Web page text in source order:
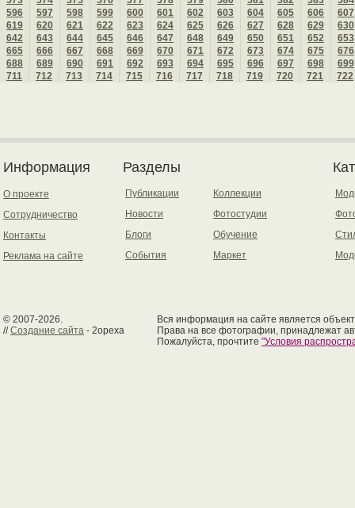
596
597 598 599 600 601 602 603 604 605 606
607
619
620 621 622 623 624 625 626 627 628 629
630
642
643 644 645 646 647 648 649 650 651 652
653
665
666 667 668 669 670 671 672 673 674 675
676
688
689 690 691 692 693 694 695 696 697 698
699
711
712 713 714 715 716 717 718 719 720 721 722
Информация
О проекте
Сотрудничество
Контакты
Реклама на сайте
Разделы
Публикации
Новости
Блоги
События
Коллекции
Фотостудии
Обучение
Маркет
© 2007-2026.
//Создание сайта - 2opexa
Вся информация на сайте является
Права на все фотографии, принадлежат
Пожалуйста, прочтите "Условия